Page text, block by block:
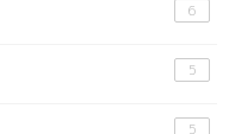
6
5
5